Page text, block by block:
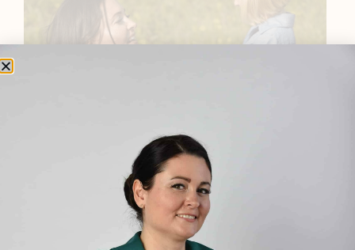
BEMUTATKOZÁS
Sziasztok! Szarvas Niki vagyok, a HerbClinic alapítója,
egészségügyi biomérnök, fitoterapeuta és édesanya.
Küldetésem a gyógynövények hatékony
alkalmazásának oktatása, a gyermekek, a nők és a